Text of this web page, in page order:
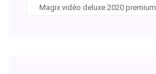
Magix vidéo deluxe 2020 premium